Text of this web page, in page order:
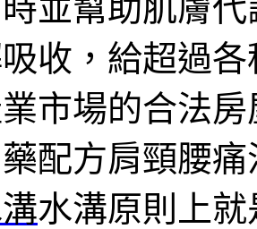
並幫助肌膚
收，給超過
市場的合法
配方肩頸腰
水溝原則上